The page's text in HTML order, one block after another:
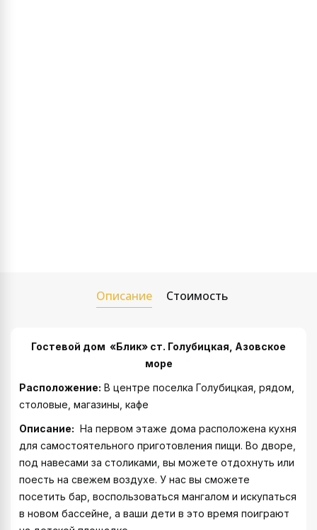
Описание Стоимость
Гостевой дом «Блик» ст. Голубицкая, Азовское
море
Расположение: В центре поселка Голубицкая, рядом,
столовые, магазины, кафе
Описание: На первом этаже дома расположена кухня
для самостоятельного приготовления пищи. Во дворе,
под навесами за столиками, вы можете отдохнуть или
поесть на свежем воздухе. У нас вы сможете
посетить бар, воспользоваться мангалом и искупаться
в новом бассейне, а ваши дети в это время поиграют